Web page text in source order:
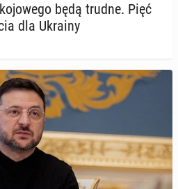
będą trudne. Pięć
dla Ukrainy